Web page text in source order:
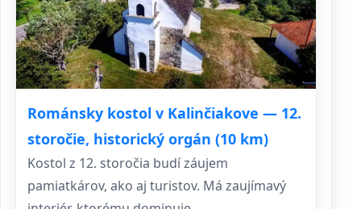
Románsky kostol v Kalinčiakove — 12.
storočie, historický orgán (10 km)
Kostol z 12. storočia budí záujem
pamiatkárov, ako aj turistov. Má zaujímavý